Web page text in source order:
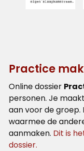
Practice
Online dossier
personen. Je
aan voor de groep.
waarmee de
aanmaken. Dit is
dossier.